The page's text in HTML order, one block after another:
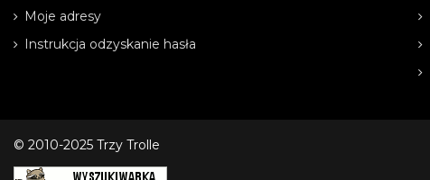
Moje adresy
Instrukcja odzyskanie hasła
© 2010-2025 Trzy Trolle